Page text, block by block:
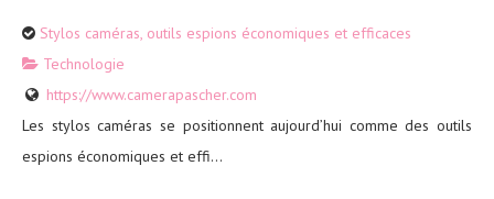
Stylos caméras, outils espions économiques et efficaces
Technologie
https://www.camerapascher.com
Les stylos caméras se positionnent aujourd’hui comme des outils
espions économiques et effi...